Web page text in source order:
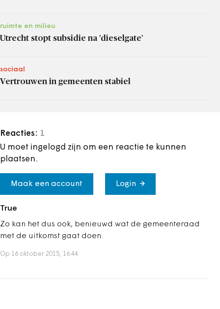
ruimte en milieu
Utrecht stopt subsidie na 'dieselgate'
sociaal
Vertrouwen in gemeenten stabiel
Reacties: 1
U moet ingelogd zijn om een reactie te kunnen
plaatsen.
Maak een account Login
True
Zo kan het dus ook, benieuwd wat de gemeenteraad
met de uitkomst gaat doen.
Op 16 oktober 2015, 16:44